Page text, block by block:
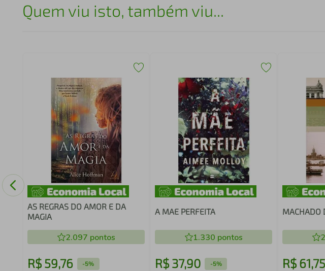
Quem viu isto, também viu...
AS REGRAS DO AMOR E DA
MAGIA
2.097 pontos
R$ 59,76 -5%
A MAE PERFEITA
1.330 pontos
R$ 37,90 -5%
MACHADO
R$61,75